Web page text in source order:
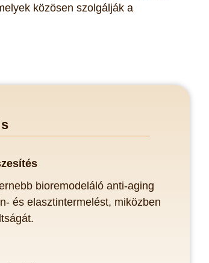
közösen szolgálják a
és
bioremodeláló anti-aging
és elasztintermelést, miközben